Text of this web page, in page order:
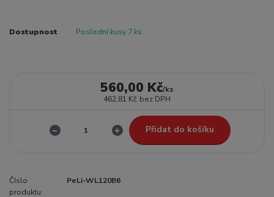
Dostupnost Poslední kusy 7 ks
560,00 Kč/ks
462,81 Kč bez DPH
Přidat do košíku
Číslo
produktu:
PeLi-WL120B6